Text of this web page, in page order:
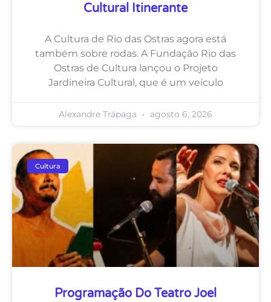
Cultural Itinerante
A Cultura de Rio das Ostras agora está
também sobre rodas. A Fundação Rio das
Ostras de Cultura lançou o Projeto
Jardineira Cultural, que é um veículo
Alexandre Trápaga agosto 6, 2026
Cultura
Programação Do Teatro Joel